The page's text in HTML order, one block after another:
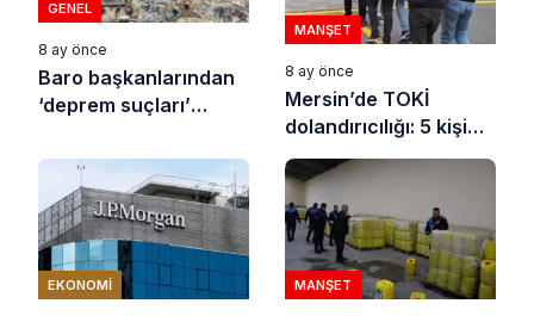
GENEL
8 ay önce
Baro başkanlarından
‘deprem suçları’
MANŞET
8 ay önce
Mersin’de TOKİ
dolandırıcılığı: 5 kişi
tutuklandı
EKONOMI MANŞET